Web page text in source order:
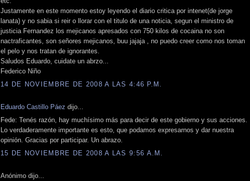
Justamente en este momento estoy leyendo el diario critica por intenet(de jorge
lanata) y no sabia si reir o llorar con el titulo de una noticia, segun el ministro de
justicia Fernandez los mejicanos apresados con 750 kilos de cocaina no son
nactraficantes, son señores mejicanos, buu jajaja , no puedo creer como nos toman
el pelo y nos tratan de ignorantes.
Saludos Eduardo, cuidate un abrzo...
Federico Niño
14 DE NOVIEMBRE DE 2008 A LAS 4:46 P.M.
Eduardo Castillo Páez dijo...
Fede: Tenés razón, hay muchísimo más para decir de este gobierno y sus acciones.
Lo verdaderamente importante es esto, que podamos expresarnos y dar nuestra
opinión. Gracias por participar. Un abrazo.
15 DE NOVIEMBRE DE 2008 A LAS 9:56 A.M.
Anónimo dijo...